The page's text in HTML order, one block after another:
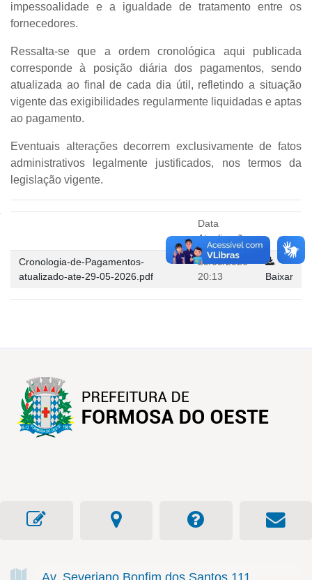
impessoalidade e a igualdade de tratamento entre os
fornecedores.
Ressalta-se que a ordem cronológica aqui publicada
corresponde à posição diária dos pagamentos, sendo
atualizada ao final de cada dia útil , refletindo a situação
vigente das exigibilidades regularmente liquidadas e aptas
ao pagamento.
Eventuais alterações decorrem exclusivamente de fatos
administrativos legalmente justificados, nos termos da
legislação vigente.
Data
Atualização
Cronologia-de-Pagamentos-
atualizado-ate-29-05-2026.pdf
29/05/2026
20:13
Baixar
Av. Severiano Bonfim dos Santos 111